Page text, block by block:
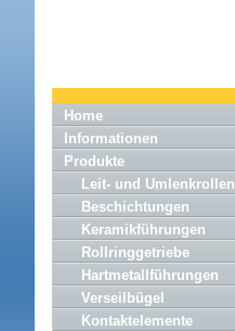
Home
Informationen
Produkte
Leit- und Umlenkrollen
Beschichtungen
Keramikführungen
Rollringgetriebe
Hartmetallführungen
Verseilbügel
Kontaktelemente